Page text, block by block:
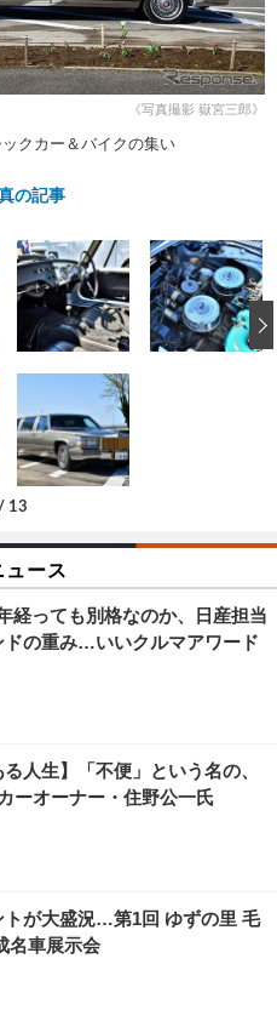
カーメーカー「旧車」関連プロジェ
クト
プロショップ検索
コラム
《写真撮影 嶽宮三郎》
クカー＆バイクの集い
の記事
13
ュース
経っても別格なのか、日産担当
ドの重み…いいクルマアワード
る人生】「不便」という名の、
ーオーナー・住野公一氏
トが大盛況…第1回 ゆずの里 毛
名車展示会